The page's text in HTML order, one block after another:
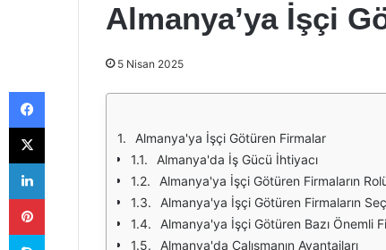
Almanya’ya İşçi
5 Nisan 2025
Almanya'ya İşçi Götüren Firmalar
Almanya'da İş Gücü İhtiyacı
Almanya'ya İşçi Götüren Firmaların
Almanya'ya İşçi Götüren Firmaların
Almanya'ya İşçi Götüren Bazı Önemli
Almanya'da Çalışmanın Avantajları
Facebook
X
LinkedIn
Pinterest
Skype